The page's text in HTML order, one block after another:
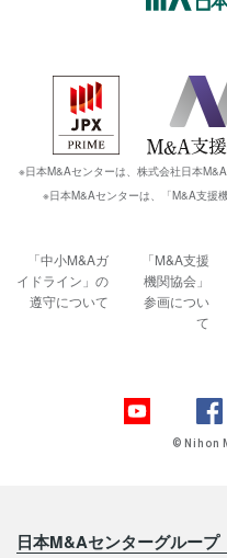
※日本M&Aセンターは、株式会社日本
※日本M&Aセンターは、「M&A支援
「中小M&Aガ
イドライン」の
遵守について
「M&A支援
機関協会」
参画につい
て
© Nihon
日本M&Aセンターグループ